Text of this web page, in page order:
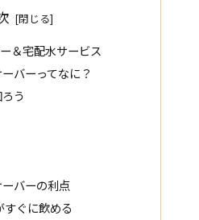
＆宅配水サービス
バーってなに？
う
バーの利点
すぐに飲める